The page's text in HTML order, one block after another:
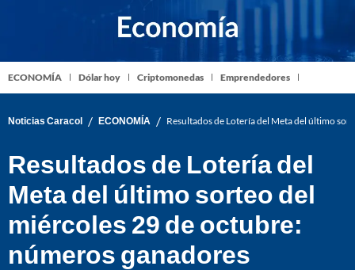
ECONOMÍA Dólar hoy Criptomonedas Emprendedores
Noticias Caracol / ECONOMÍA / Resultados de Lotería del Meta del último
Resultados de Lotería del
Meta del último sorteo del
miércoles 29 de octubre:
números ganadores